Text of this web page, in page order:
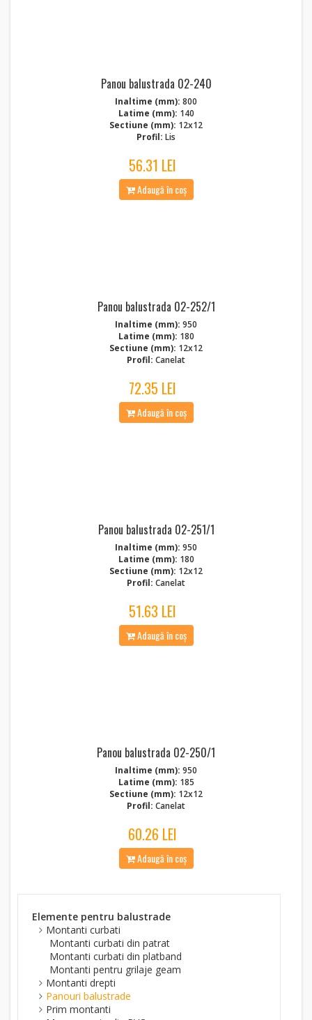
Panou balustrada 02-240
Inaltime (mm): 800
Latime (mm): 140
Sectiune (mm): 12x12
Profil: Lis
56.31 LEI
Adaugă în coș
Panou balustrada 02-252/1
Inaltime (mm): 950
Latime (mm): 180
Sectiune (mm): 12x12
Profil: Canelat
72.35 LEI
Adaugă în coș
Panou balustrada 02-251/1
Inaltime (mm): 950
Latime (mm): 180
Sectiune (mm): 12x12
Profil: Canelat
51.63 LEI
Adaugă în coș
Panou balustrada 02-250/1
Inaltime (mm): 950
Latime (mm): 185
Sectiune (mm): 12x12
Profil: Canelat
60.26 LEI
Adaugă în coș
Elemente pentru balustrade
Montanti curbati
Montanti curbati din patrat
Montanti curbati din platband
Montanti pentru grilaje geam
Montanti drepti
Panouri balustrade
Prim montanti